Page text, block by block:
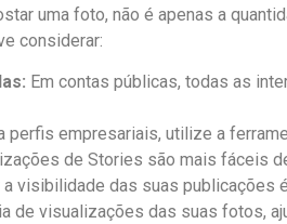
uma foto, não é apenas a
considerar:
Em contas públicas, todas⁣ as
perfis empresariais, utilize a
de ⁣Stories são mais fáceis
a visibilidade das suas publicações
de visualizações das suas fotos,